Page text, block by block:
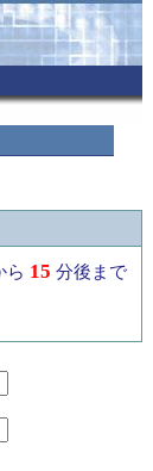
ら 15 分後まで